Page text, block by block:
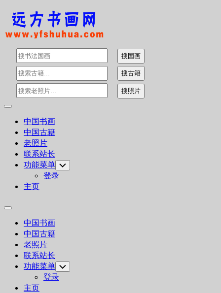
Skip
content
Expand
中国书画
中国古籍
老照片
联系站长
功能菜单 Toggle
Child
Menu
登录
主页
Expand
中国书画
中国古籍
老照片
联系站长
功能菜单 Toggle
Child
Menu
登录
主页